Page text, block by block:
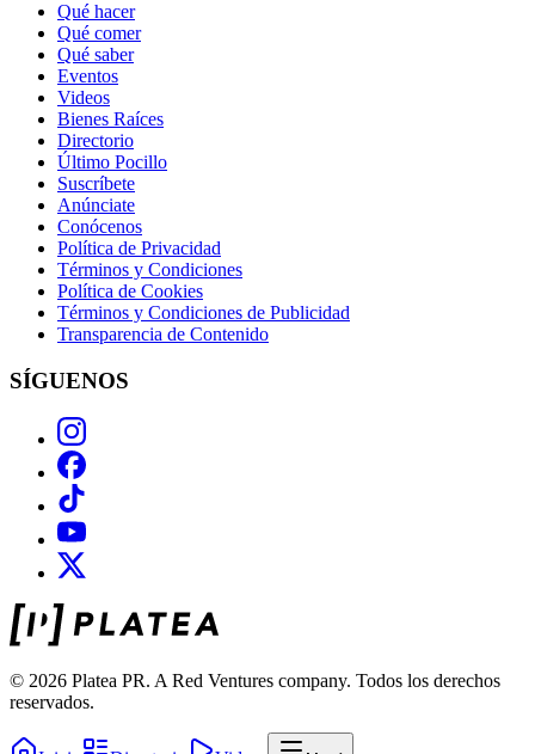
Qué hacer
Qué comer
Qué saber
Eventos
Videos
Bienes Raíces
Directorio
Último Pocillo
Suscríbete
Anúnciate
Conócenos
Política de Privacidad
Términos y Condiciones
Política de Cookies
Términos y Condiciones de Publicidad
Transparencia de Contenido
SÍGUENOS
© 2026 Platea PR. A Red Ventures company. Todos los derechos
reservados.